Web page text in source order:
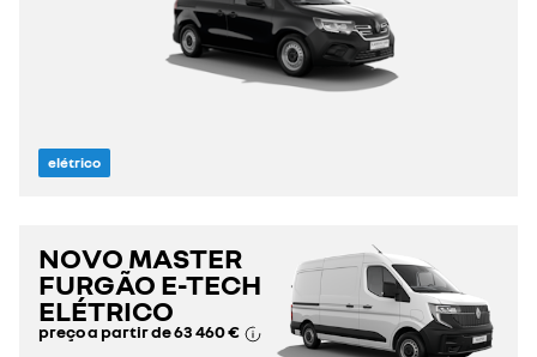
elétrico
NOVO MASTER
FURGÃO E-TECH
ELÉTRICO
preço a partir de63 460 €